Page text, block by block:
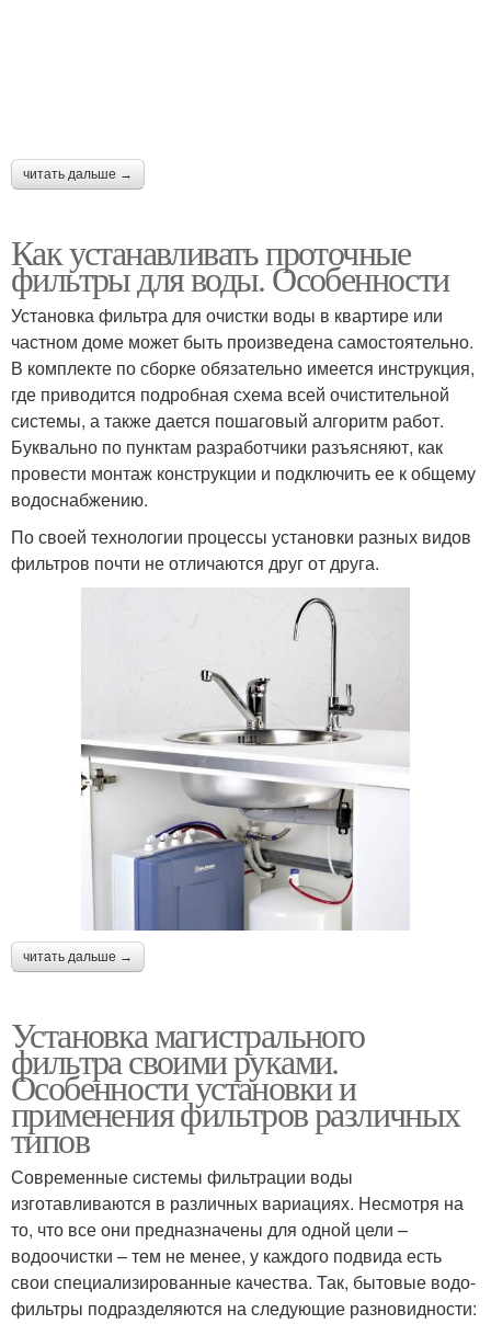
читать дальше →
Как устанавливать проточные
фильтры для воды. Особенности
Установка фильтра для очистки воды в квартире или
частном доме может быть произведена самостоятельно.
В комплекте по сборке обязательно имеется инструкция,
где приводится подробная схема всей очистительной
системы, а также дается пошаговый алгоритм работ.
Буквально по пунктам разработчики разъясняют, как
провести монтаж конструкции и подключить ее к общему
водоснабжению.
По своей технологии процессы установки разных видов
фильтров почти не отличаются друг от друга.
читать дальше →
Установка магистрального
фильтра своими руками.
Особенности установки и
применения фильтров различных
типов
Современные системы фильтрации воды
изготавливаются в различных вариациях. Несмотря на
то, что все они предназначены для одной цели –
водоочистки – тем не менее, у каждого подвида есть
свои специализированные качества. Так, бытовые водо-
фильтры подразделяются на следующие разновидности: